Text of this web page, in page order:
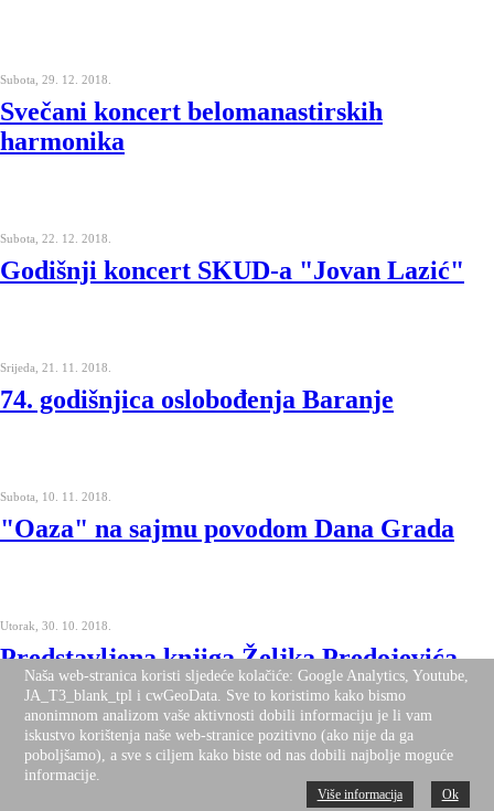
Subota, 29. 12. 2018.
Svečani koncert belomanastirskih
harmonika
Subota, 22. 12. 2018.
Godišnji koncert SKUD-a "Jovan Lazić"
Srijeda, 21. 11. 2018.
74. godišnjica oslobođenja Baranje
Subota, 10. 11. 2018.
"Oaza" na sajmu povodom Dana Grada
Utorak, 30. 10. 2018.
Predstavljena knjiga Željka Predojevića
Subota, 20. 10. 2018.
Izložba kolača u Bolmanu
Naša web-stranica koristi sljedeće kolačiće: Google Analytics, Youtube,
JA_T3_blank_tpl i cwGeoData. Sve to koristimo kako bismo
anonimnom analizom vaše aktivnosti dobili informaciju je li vam
iskustvo korištenja naše web-stranice pozitivno (ako nije da ga
poboljšamo), a sve s ciljem kako biste od nas dobili najbolje moguće
informacije.
Više informacija Ok